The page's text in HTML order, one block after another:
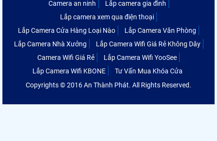
Camera an ninh
Lắp camera gia đình
Lắp camera xem qua điện thoại
Lắp Camera Cửa Hàng Loại Nào
Lắp Camera Văn Phòng
Lắp Camera Nhà Xưởng
Lắp Camera Wifi Giá Rẻ Không Dây
Camera Wifi Giá Rẻ
Lắp Camera Wifi YooSee
Lắp Camera Wifi KBONE
Tư Vấn Mua Khóa Cửa
Copyrights © 2016 An Thành Phát. All Rights Reserved.